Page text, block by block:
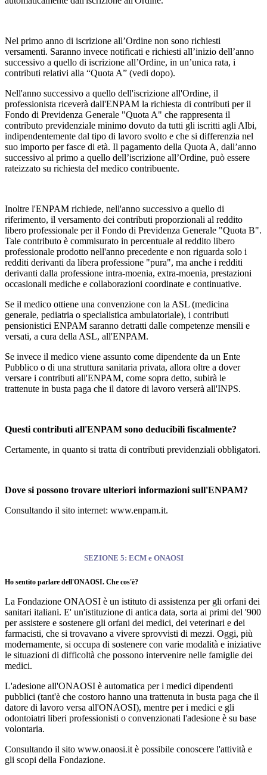
Nel primo anno di iscrizione all’Ordine non sono richiesti
versamenti. Saranno invece notificati e richiesti all’inizio dell’anno
successivo a quello di iscrizione all’Ordine, in un’unica rata, i
contributi relativi alla “Quota A” (vedi dopo).
Nell'anno successivo a quello dell'iscrizione all'Ordine, il
professionista riceverà dall'ENPAM la richiesta di contributi per il
Fondo di Previdenza Generale "Quota A" che rappresenta il
contributo previdenziale minimo dovuto da tutti gli iscritti agli Albi,
indipendentemente dal tipo di lavoro svolto e che si differenzia nel
suo importo per fasce di età. Il pagamento della Quota A, dall’anno
successivo al primo a quello dell’iscrizione all’Ordine, può essere
rateizzato su richiesta del medico contribuente.
Inoltre l'ENPAM richiede, nell'anno successivo a quello di
riferimento, il versamento dei contributi proporzionali al reddito
libero professionale per il Fondo di Previdenza Generale "Quota B".
Tale contributo è commisurato in percentuale al reddito libero
professionale prodotto nell'anno precedente e non riguarda solo i
redditi derivanti da libera professione "pura", ma anche i redditi
derivanti dalla professione intra-moenia, extra-moenia, prestazioni
occasionali mediche e collaborazioni coordinate e continuative.
Se il medico ottiene una convenzione con la ASL (medicina
generale, pediatria o specialistica ambulatoriale), i contributi
pensionistici ENPAM saranno detratti dalle competenze mensili e
versati, a cura della ASL, all'ENPAM.
Se invece il medico viene assunto come dipendente da un Ente
Pubblico o di una struttura sanitaria privata, allora oltre a dover
versare i contributi all'ENPAM, come sopra detto, subirà le
trattenute in busta paga che il datore di lavoro verserà all'INPS.
Questi contributi all'ENPAM sono deducibili fiscalmente?
Certamente, in quanto si tratta di contributi previdenziali obbligatori.
Dove si possono trovare ulteriori informazioni sull'ENPAM?
Consultando il sito internet: www.enpam.it.
SEZIONE 5: ECM e ONAOSI
Ho sentito parlare dell'ONAOSI. Che cos'è?
La Fondazione ONAOSI è un istituto di assistenza per gli orfani dei
sanitari italiani. E' un'istituzione di antica data, sorta ai primi del '900
per assistere e sostenere gli orfani dei medici, dei veterinari e dei
farmacisti, che si trovavano a vivere sprovvisti di mezzi. Oggi, più
modernamente, si occupa di sostenere con varie modalità e iniziative
le situazioni di difficoltà che possono intervenire nelle famiglie dei
medici.
L'adesione all'ONAOSI è automatica per i medici dipendenti
pubblici (tant'è che costoro hanno una trattenuta in busta paga che il
datore di lavoro versa all'ONAOSI), mentre per i medici e gli
odontoiatri liberi professionisti o convenzionati l'adesione è su base
volontaria.
Consultando il sito www.onaosi.it è possibile conoscere l'attività e
gli scopi della Fondazione.